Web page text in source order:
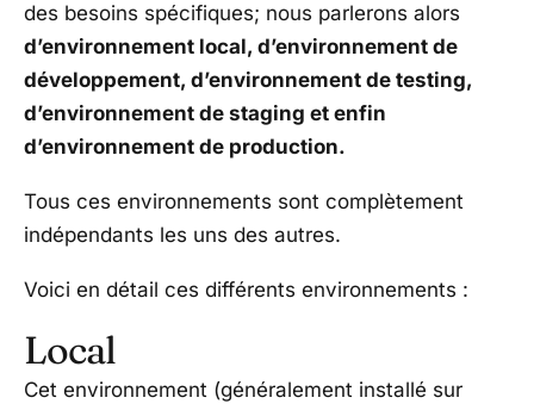
des besoins spécifiques; nous parlerons alors
d’environnement local, d’environnement de
développement, d’environnement de testing,
d’environnement de staging et enfin
d’environnement de production.
Tous ces environnements sont complètement
indépendants les uns des autres.
Voici en détail ces différents environnements :
Local
Cet environnement (généralement installé sur